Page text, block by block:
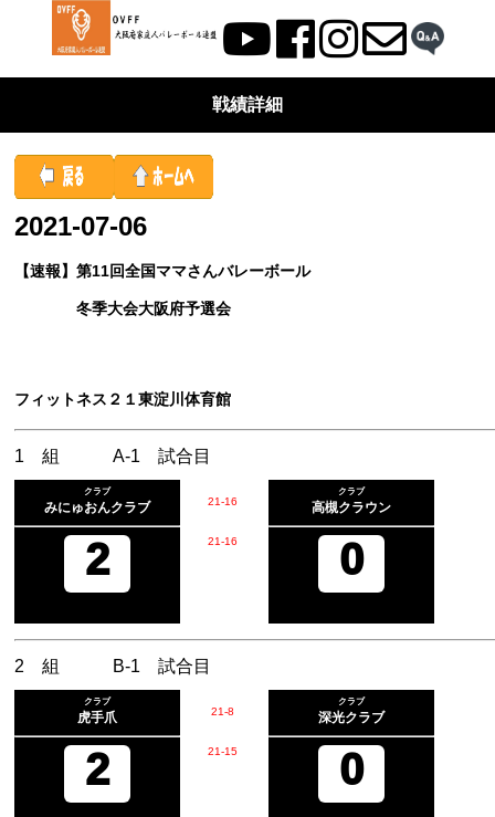
戦績詳細
2021-07-06
【速報】第11回全国ママさんバレーボール
冬季大会大阪府予選会
フィットネス２１東淀川体育館
1 組 A-1 試合目
クラブ
みにゅおんクラブ
2
21-16
21-16
クラブ
高槻クラウン
0
2 組 B-1 試合目
クラブ
虎手爪
2
21-8
21-15
クラブ
深光クラブ
0